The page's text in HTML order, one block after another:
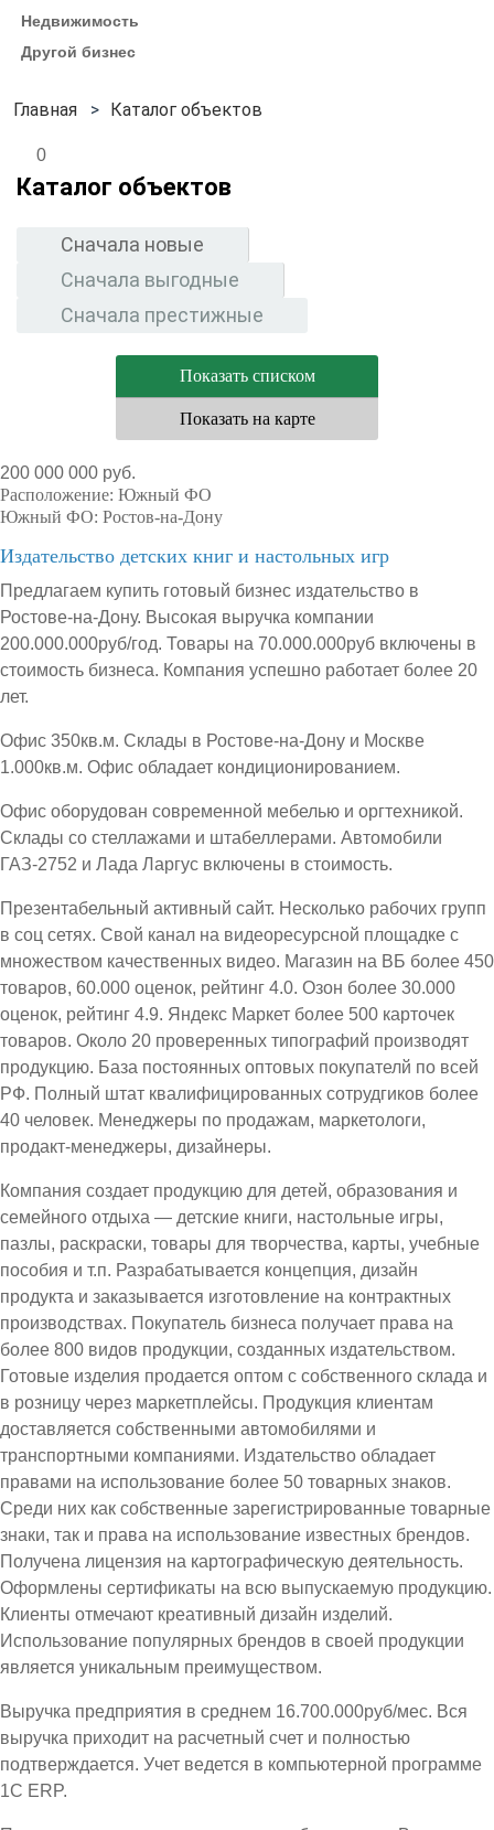
Недвижимость
Другой бизнес
Каталог объектов
0
Каталог объектов
Сначала новые
Сначала выгодные
Сначала престижные
Показать списком
Показать на карте
200 000 000 руб.
Расположение: Южный ФО
Южный ФО: Ростов-на-Дону
Издательство детских книг и настольных игр
Предлагаем купить готовый бизнес издательство в
Ростове-на-Дону. Высокая выручка компании
200.000.000руб/год. Товары на 70.000.000руб включены в
стоимость бизнеса. Компания успешно работает более 20
лет.
Офис 350кв.м. Склады в Ростове-на-Дону и Москве
1.000кв.м. Офис обладает кондиционированием.
Офис оборудован современной мебелью и оргтехникой.
Склады со стеллажами и штабеллерами. Автомобили
ГАЗ-2752 и Лада Ларгус включены в стоимость.
Презентабельный активный сайт. Несколько рабочих групп
в соц сетях. Свой канал на видеоресурсной площадке с
множеством качественных видео. Магазин на ВБ более 450
товаров, 60.000 оценок, рейтинг 4.0. Озон более 30.000
оценок, рейтинг 4.9. Яндекс Маркет более 500 карточек
товаров. Около 20 проверенных типографий производят
продукцию. База постоянных оптовых покупателй по всей
РФ. Полный штат квалифицированных сотрудгиков более
40 человек. Менеджеры по продажам, маркетологи,
продакт-менеджеры, дизайнеры.
Компания создает продукцию для детей, образования и
семейного отдыха — детские книги, настольные игры,
пазлы, раскраски, товары для творчества, карты, учебные
пособия и т.п. Разрабатывается концепция, дизайн
продукта и заказывается изготовление на контрактных
производствах. Покупатель бизнеса получает права на
более 800 видов продукции, созданных издательством.
Готовые изделия продается оптом с собственного склада и
в розницу через маркетплейсы. Продукция клиентам
доставляется собственными автомобилями и
транспортными компаниями. Издательство обладает
правами на использование более 50 товарных знаков.
Среди них как собственные зарегистрированные товарные
знаки, так и права на использование известных брендов.
Получена лицензия на картографическую деятельность.
Оформлены сертификаты на всю выпускаемую продукцию.
Клиенты отмечают креативный дизайн изделий.
Использование популярных брендов в своей продукции
является уникальным преимуществом.
Выручка предприятия в среднем 16.700.000руб/мес. Вся
выручка приходит на расчетный счет и полностью
подтверждается. Учет ведется в компьютерной программе
1С ЕRP.